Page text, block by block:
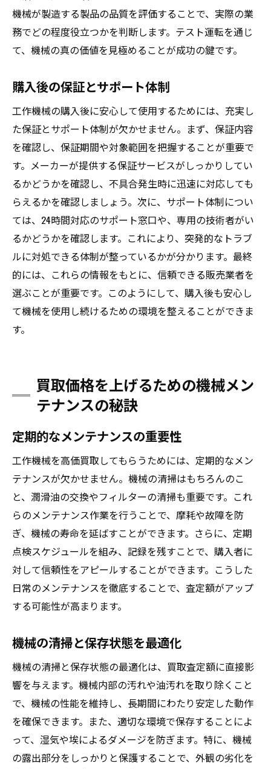
機械が製造する製品の品質を評価することで、実際の業
務でどの程度役立つかを判断します。テスト運転を通じ
て、機械の真の価値を見極めることが成功の鍵です。
購入後の保証とサポート体制
工作機械の購入後に安心して使用するためには、充実し
た保証とサポート体制が欠かせません。まず、保証内容
を確認し、保証期間や対象範囲を把握することが重要で
す。メーカーが提供する保証サービスがしっかりしてい
るかどうかを確認し、不具合発生時に迅速に対応しても
らえるかを確認しましょう。次に、サポート体制につい
ては、24時間対応のサポート窓口や、専用の技術者がい
るかどうかを確認します。これにより、突発的なトラブ
ルに対処できる体制が整っているかが分かります。最終
的には、これらの情報をもとに、信頼できる販売業者を
選ぶことが重要です。このようにして、購入後も安心し
て機械を使用し続けるための環境を整えることができま
す。
買取価格を上げるための機械メン
テナンスの秘訣
定期的なメンテナンスの重要性
工作機械を高価買取してもらうためには、定期的なメン
テナンスが欠かせません。機械の清掃はもちろんのこ
と、潤滑油の交換やフィルターの清掃も重要です。これ
らのメンテナンス作業を行うことで、摩耗や故障を防
ぎ、機械の寿命を延ばすことができます。さらに、定期
点検スケジュールを組み、記録を残すことで、購入者に
対して信頼性をアピールすることができます。こうした
日常のメンテナンスを徹底することで、査定額がアップ
する可能性が高まります。
機械の清掃と保存状態を最適化
機械の清掃と保存状態の最適化は、買取査定額に直接影
響を与えます。機械内部の汚れや油汚れを取り除くこと
で、機械の性能を維持し、長期間にわたり安定した動作
を確保できます。また、適切な環境で保存することによ
って、湿気や埃によるダメージを防ぎます。特に、機械
の露出部分をしっかりと保護することで、外観の劣化を